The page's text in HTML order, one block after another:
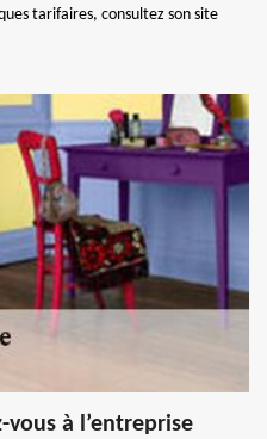
tarifaires, consultez son site
vous à l’entreprise